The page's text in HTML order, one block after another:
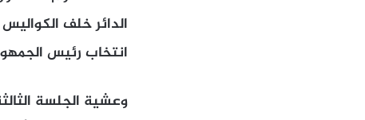
الدائر خلف
انتخاب رئيس
وعشية الجلسة